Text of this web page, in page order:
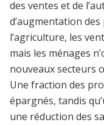
des ventes et de
d’augmentation
l’agriculture, les
mais les ménages
nouveaux secteurs
Une fraction des
épargnés, tandis
une réduction des